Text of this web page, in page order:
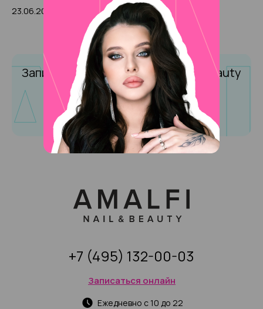
23.06.2024
4375
Запишитесь на маникюрв Amalfi Beauty
Записаться онлайн
Ежедневно с 10 до 22
Записаться онлайн
+7 (495) 132-00-03